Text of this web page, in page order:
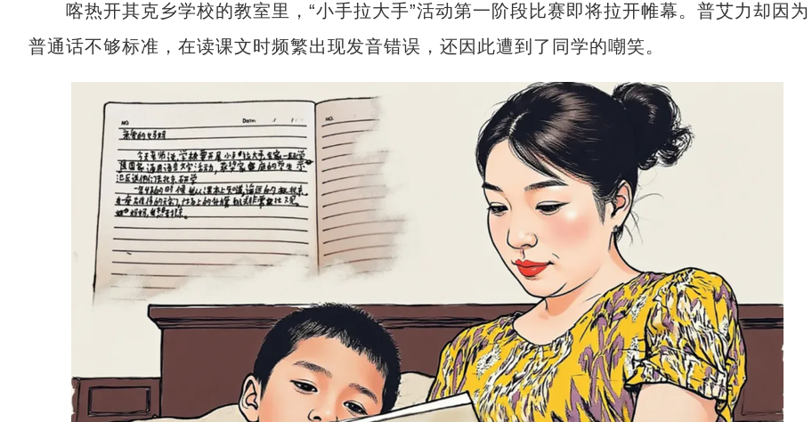
喀热开其克乡学校的教室里，“小手拉大手”活动第一阶段比赛即将拉开帷幕。普艾力却因为
普通话不够标准，在读课文时频繁出现发音错误，还因此遭到了同学的嘲笑。